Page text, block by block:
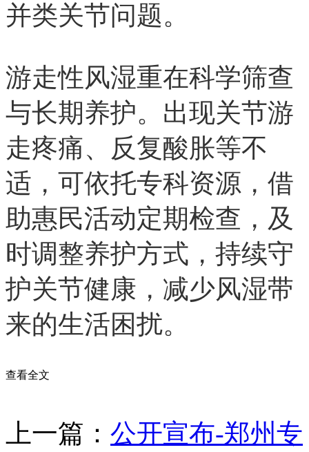
并类关节问题。
游走性风湿重在科学筛查
与长期养护。出现关节游
走疼痛、反复酸胀等不
适，可依托专科资源，借
助惠民活动定期检查，及
时调整养护方式，持续守
护关节健康，减少风湿带
来的生活困扰。
查看全文
上一篇： 公开宣布-郑州专